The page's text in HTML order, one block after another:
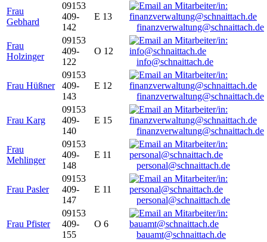
Frau
Gebhard
09153
409-
142
E 13
finanzverwaltung@schnaittach.de
Frau
Holzinger
09153
409-
122
O 12
info@schnaittach.de
Frau Hüßner
09153
409-
143
E 12
finanzverwaltung@schnaittach.de
Frau Karg
09153
409-
140
E 15
finanzverwaltung@schnaittach.de
Frau
Mehlinger
09153
409-
148
E 11
personal@schnaittach.de
Frau Pasler
09153
409-
147
E 11
personal@schnaittach.de
Frau Pfister
09153
409-
155
O 6
bauamt@schnaittach.de